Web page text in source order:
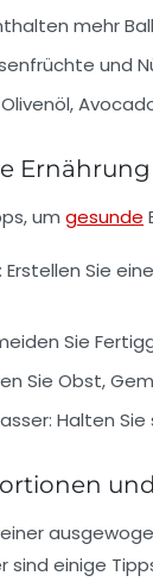
mehr
und
um gesunde
Erstellen Sie
Sie
Sie Obst,
Halten
sind einige